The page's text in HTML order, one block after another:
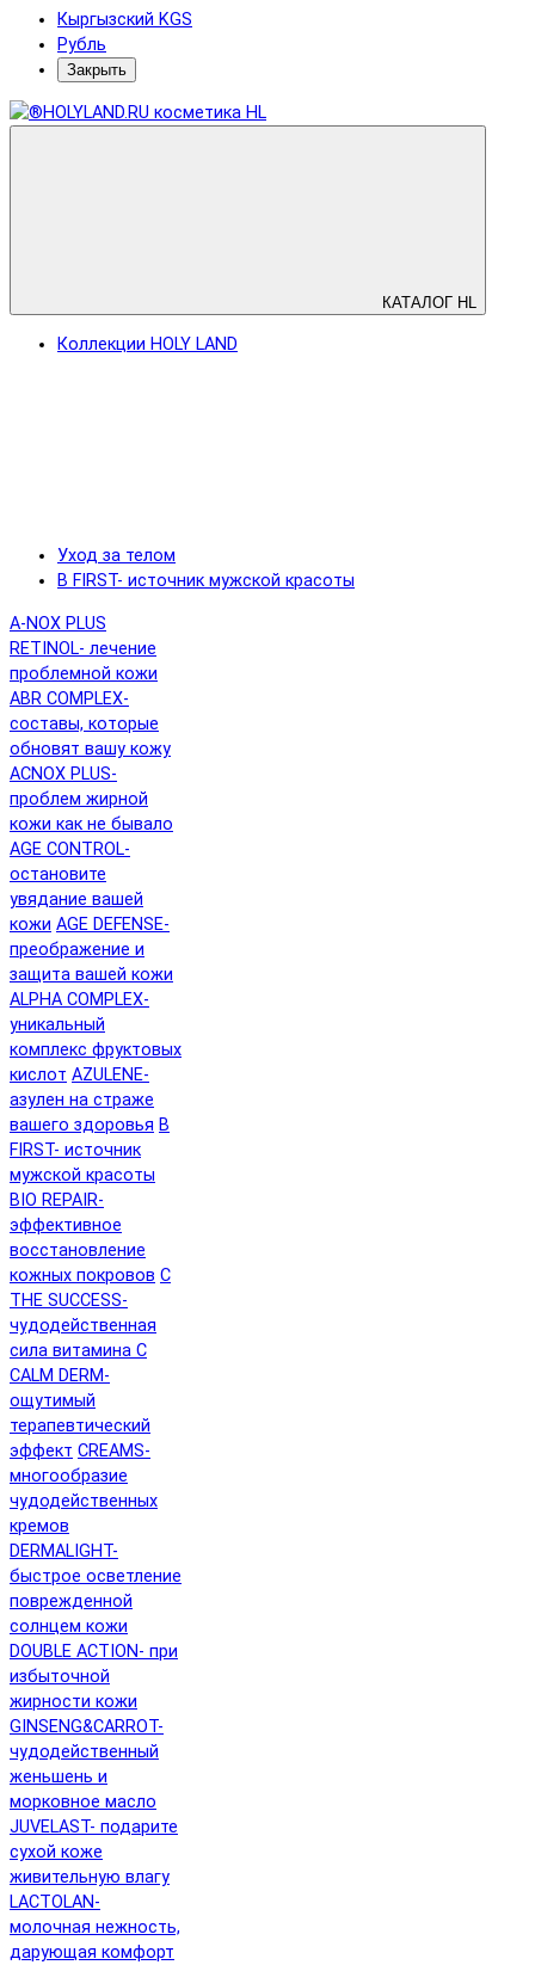
Кыргызский KGS
Рубль
Закрыть
КАТАЛОГ HL
Коллекции HOLY LAND
Уход за телом
B FIRST- источник мужской красоты
A-NOX PLUS
RETINOL- лечение
проблемной кожи
ABR COMPLEX-
составы, которые
обновят вашу кожу
ACNOX PLUS-
проблем жирной
кожи как не бывало
AGE CONTROL-
остановите
увядание вашей
кожи AGE DEFENSE-
преображение и
защита вашей кожи
ALPHA COMPLEX-
уникальный
комплекс фруктовых
кислот AZULENE-
азулен на страже
вашего здоровья B
FIRST- источник
мужской красоты
BIO REPAIR-
эффективное
восстановление
кожных покровов C
THE SUCCESS-
чудодейственная
сила витамина C
CALM DERM-
ощутимый
терапевтический
эффект CREAMS-
многообразие
чудодейственных
кремов
DERMALIGHT-
быстрое осветление
поврежденной
солнцем кожи
DOUBLE ACTION- при
избыточной
жирности кожи
GINSENG&CARROT-
чудодейственный
женьшень и
морковное масло
JUVELAST- подарите
сухой коже
живительную влагу
LACTOLAN-
молочная нежность,
дарующая комфорт